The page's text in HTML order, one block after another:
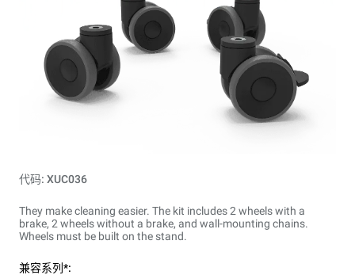
代码: XUC036
They make cleaning easier. The kit includes 2 wheels with a
brake, 2 wheels without a brake, and wall-mounting chains.
Wheels must be built on the stand.
兼容系列*: